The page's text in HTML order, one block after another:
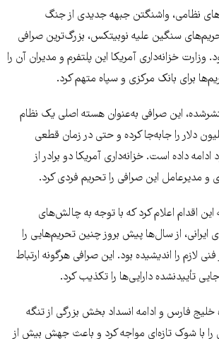
نظامی، واشنگتن جبهه جدیدی از جنگ
سنگین علیه نوبیتکس، بزرگ‌ترین صرافی
وزارت خزانه‌داری آمریکا این پلتفرم و مدیران آن را
برای بانک مرکزی و سپاه متهم کرد.
این صرافی به‌عنوان هسته اصلی یک نظام
دلار را جابه‌جا کرده و حتی در زمان قطعی
داده است. خزانه‌داری آمریکا دو برادر از
و مدیرعامل این صرافی را تحریم فردی کرد.
اقدام اعلام کرد که با توجه به چالش‌های
ایرانی، از سال‌ها پیش بروز چنین تحریم‌هایی را
لازم را اندیشیده بود. این صرافی هرگونه ارتباط
تأییدنشده دارایی‌ها را تکذیب کرد.
فارس و ادامه انسداد بخش بزرگی از تنگه
را با شوک تازه‌ای مواجه کرد و باعث جهش بیش از